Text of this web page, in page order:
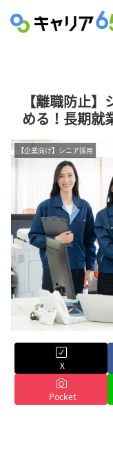
【離職防止
める！長期就
【企業向け】シニア採用
X
Pocket